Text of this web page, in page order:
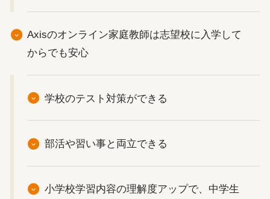
Axisのオンライン家庭教師は志望校に入学して
からでも安心
学校のテスト対策ができる
部活や習い事と両立できる
小学校学習内容の理解度アップで、中学生